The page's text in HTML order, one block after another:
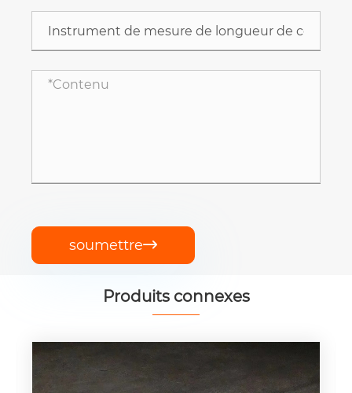
soumettre
Produits connexes